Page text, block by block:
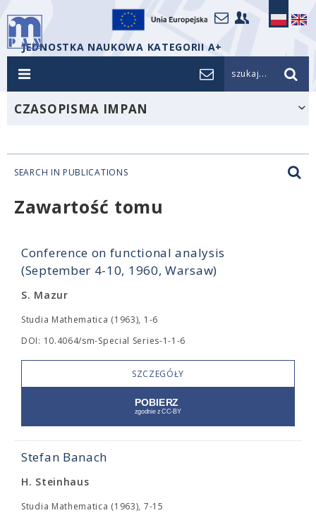
JEDNOSTKA NAUKOWA KATEGORII A+
szukaj...
CZASOPISMA IMPAN
SEARCH IN PUBLICATIONS
Zawartość tomu
Conference on functional analysis
(September 4-10, 1960, Warsaw)
S. Mazur
Studia Mathematica (1963), 1-6
DOI: 10.4064/sm-Special Series-1-1-6
SZCZEGÓŁY
Stefan Banach
H. Steinhaus
Studia Mathematica (1963), 7-15